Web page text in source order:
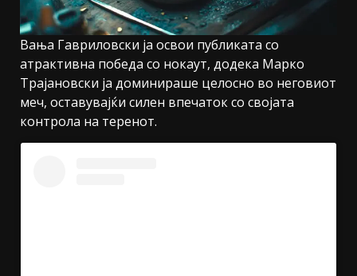
Вања Гавриловски ја освои публиката со
атрактивна победа со нокаут, додека Марко
Трајановски ја доминираше целосно во неговиот
меч, оставувајќи силен впечаток со својата
контрола на теренот.